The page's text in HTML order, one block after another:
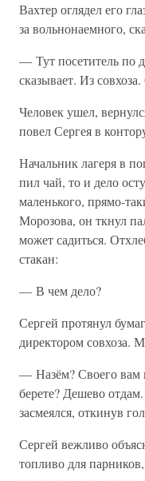
Вахтер оглядел его
за вольнонаемного,
— Тут посетитель по
сказывает. Из
Человек ушел,
повел Сергея в
Начальник лагеря в
пил чай, то и дело
маленького, прямо-
Морозова, он ткнул
может садиться.
стакан:
— В чем дело?
Сергей протянул
директором совхоза.
— Назём? Своего вам
берете? Дешево
засмеялся, откинув
Сергей вежливо
топливо для